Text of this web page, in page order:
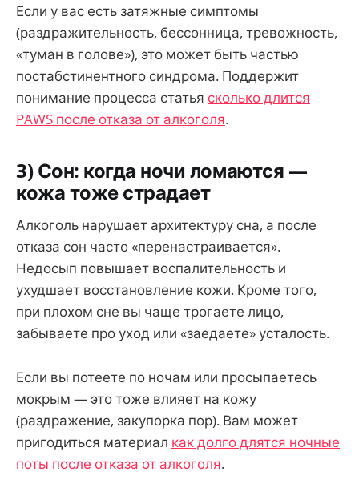
Если у вас есть затяжные симптомы
(раздражительность, бессонница, тревожность,
«туман в голове»), это может быть частью
постабстинентного синдрома. Поддержит
понимание процесса статья сколько длится
PAWS после отказа от алкоголя.
3) Сон: когда ночи ломаются —
кожа тоже страдает
Алкоголь нарушает архитектуру сна, а после
отказа сон часто «перенастраивается».
Недосып повышает воспалительность и
ухудшает восстановление кожи. Кроме того,
при плохом сне вы чаще трогаете лицо,
забываете про уход или «заедаете» усталость.
Если вы потеете по ночам или просыпаетесь
мокрым — это тоже влияет на кожу
(раздражение, закупорка пор). Вам может
пригодиться материал как долго длятся ночные
поты после отказа от алкоголя.